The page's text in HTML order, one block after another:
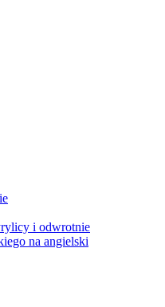
i odwrotnie
na angielski